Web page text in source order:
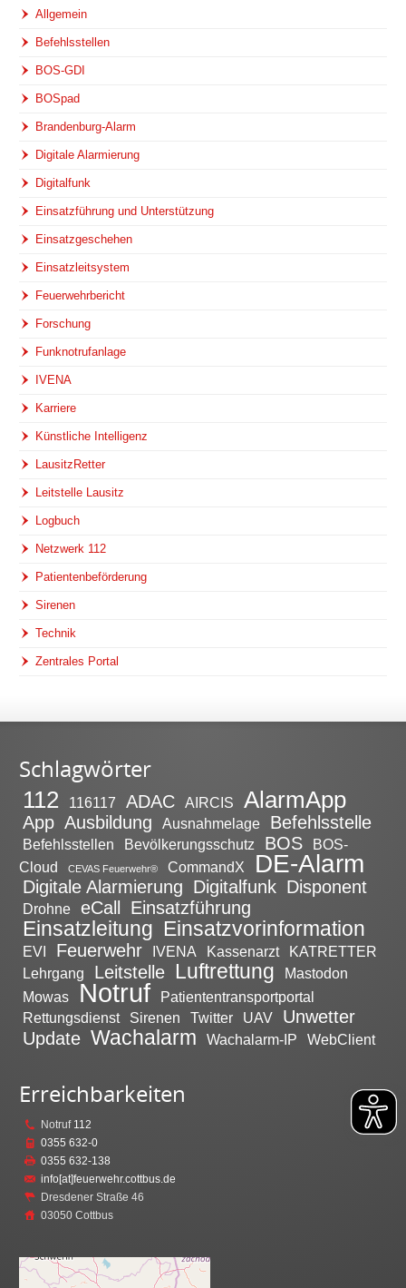
Allgemein
Befehlsstellen
BOS-GDI
BOSpad
Brandenburg-Alarm
Digitale Alarmierung
Digitalfunk
Einsatzführung und Unterstützung
Einsatzgeschehen
Einsatzleitsystem
Feuerwehrbericht
Forschung
Funknotrufanlage
IVENA
Karriere
Künstliche Intelligenz
LausitzRetter
Leitstelle Lausitz
Logbuch
Netzwerk 112
Patientenbeförderung
Sirenen
Technik
Zentrales Portal
Schlagwörter
112 116117 ADAC AIRCIS AlarmApp
App Ausbildung Ausnahmelage Befehlsstelle
Befehlsstellen Bevölkerungsschutz BOS
BOS-
Cloud
CEVAS Feuerwehr® CommandX DE-Alarm
Digitale Alarmierung Digitalfunk Disponent
Drohne eCall Einsatzführung
Einsatzleitung Einsatzvorinformation
EVI Feuerwehr IVENA Kassenarzt
KATRETTER
Lehrgang
Leitstelle Luftrettung
Mastodon
Mowas
Notruf
Patiententransportportal
Rettungsdienst
Sirenen Twitter UAV
Unwetter
Update Wachalarm Wachalarm-IP WebClient
Erreichbarkeiten
Notruf 112
0355 632-0
0355 632-138
info[at]feuerwehr.cottbus.de
Dresdener Straße 46
03050 Cottbus